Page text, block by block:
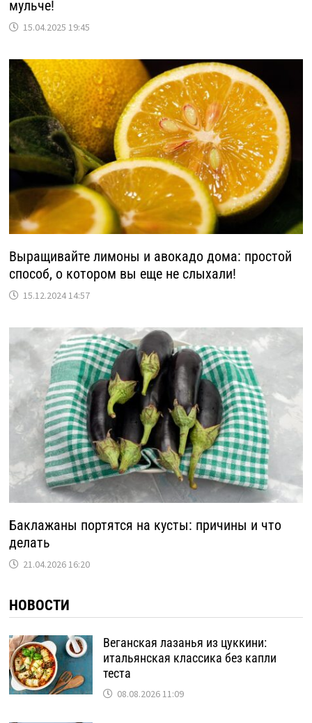
мульче!
15.04.2025 19:45
Выращивайте лимоны и авокадо дома: простой
способ, о котором вы еще не слыхали!
15.12.2024 14:57
Баклажаны портятся на кусты: причины и что
делать
21.04.2026 16:20
НОВОСТИ
Веганская лазанья из цуккини:
итальянская классика без капли
теста
08.08.2026 11:09